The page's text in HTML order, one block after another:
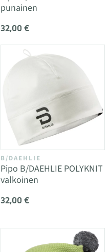
punainen
32,00 €
B/DAEHLIE
Pipo B/DAEHLIE POLYKNIT
valkoinen
32,00 €